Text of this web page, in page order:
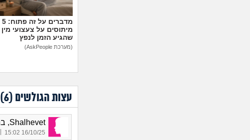
מדברים על זה פתוח: 5
מיתוסים על צעצועי מין
שהגיע הזמן לנפץ
(מערכת AskPeople)
עצות הגולשים (6
)
Shalhevet, בת 39
16/10/25 15:02